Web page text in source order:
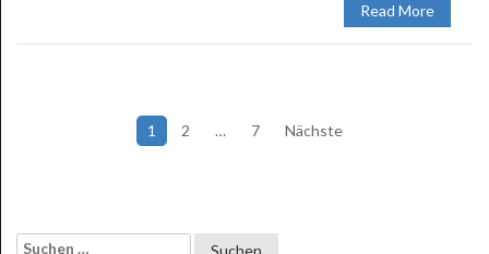
Read More
Seitennummerierung
1 2 … 7 Nächste
Suchen